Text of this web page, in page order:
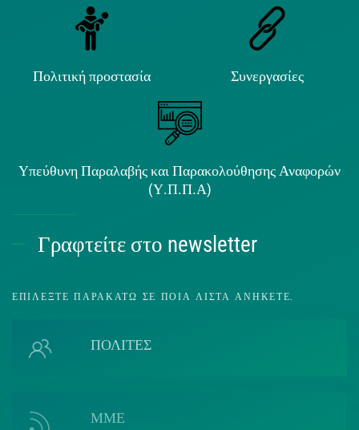
Πολιτική προστασία Συνεργασίες
Υπεύθυνη Παραλαβής και Παρακολούθησης Αναφορών
(Υ.Π.Π.Α)
Γραφτείτε στο newsletter
ΕΠΙΛΈΞΤΕ ΠΑΡΑΚΆΤΩ ΣΕ ΠΟΙΑ ΛΊΣΤΑ ΑΝΉΚΕΤΕ.
ΠΟΛΙΤΕΣ
ΜΜΕ